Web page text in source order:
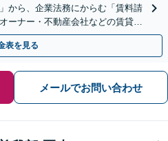
から、企業法務にからむ「賃料請
ーナー・不動産会社などの賃貸側
借側も。
表を見る
メールでお問い合わせ